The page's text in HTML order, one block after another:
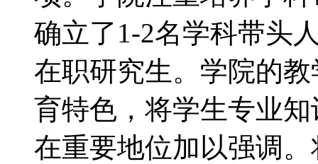
确立了1-2名学科带头
在职研究生。学院的
育特色，将学生专业
在重要地位加以强调